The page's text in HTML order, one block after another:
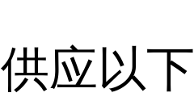
应以